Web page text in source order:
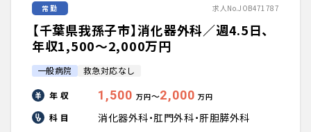
常勤 求人No.JOB471787
【千葉県我孫子市】消化器外科／週4.5日、
年収1,500〜2,000万円
一般病院 救急対応なし
年 収 1,500 万円〜2,000 万円
科 目 消化器外科・肛門外科・肝胆膵外科